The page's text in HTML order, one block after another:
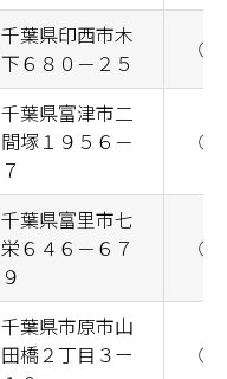
千葉県印西市木
下６８０－２５
◯
千葉県富津市二
間塚１９５６－
７
◯
千葉県富里市七
栄６４６－６７
９
◯
千葉県市原市山
田橋２丁目３ー
◯